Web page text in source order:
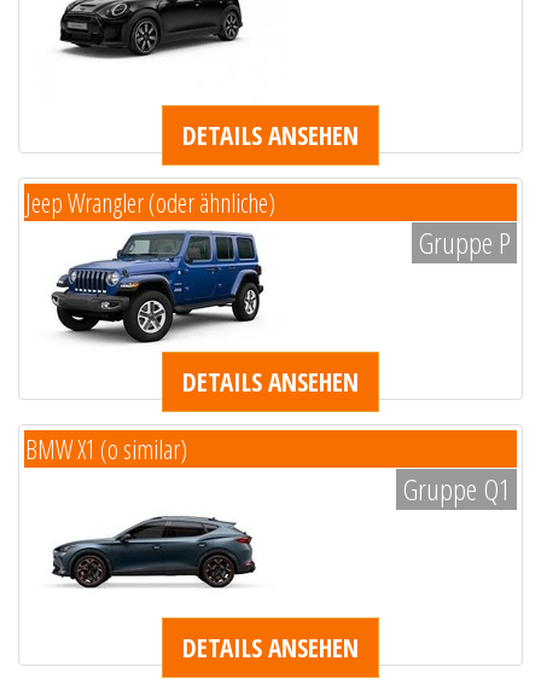
DETAILS ANSEHEN
Jeep Wrangler (oder ähnliche)
Gruppe P
DETAILS ANSEHEN
BMW X1 (o similar)
Gruppe Q1
DETAILS ANSEHEN